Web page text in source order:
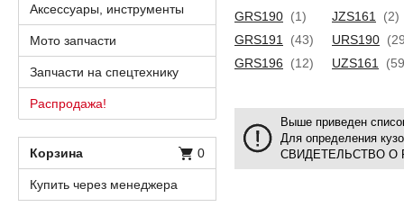
GRS190 (1) JZS161
(2)
GRS191
(43) URS190
GRS196
(12) UZS161
Выше приведен
Для определения
СВИДЕТЕЛЬСТВО О
Аксессуары, инструменты
Мото запчасти
Запчасти на спецтехнику
Распродажа!
Корзина 0
Купить через менеджера